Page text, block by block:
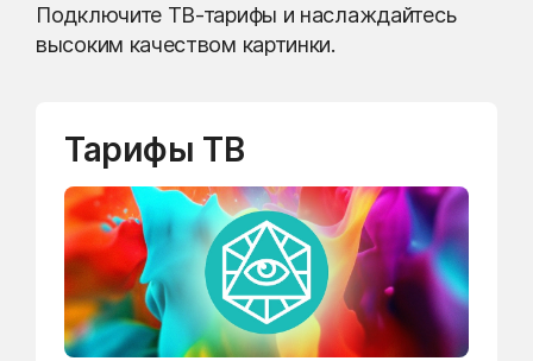
Подключите ТВ-тарифы и наслаждайтесь
высоким качеством картинки.
Тарифы ТВ